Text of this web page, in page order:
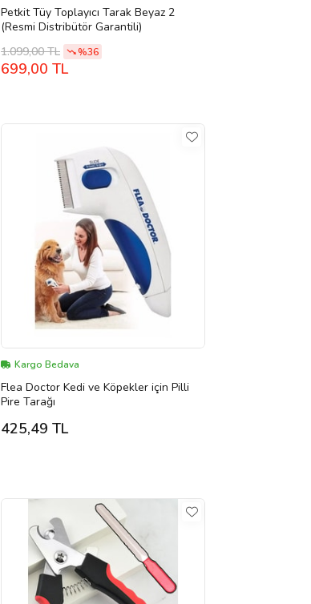
Petkit Tüy Toplayıcı Tarak Beyaz 2
(Resmi Distribütör Garantili)
1.099,00 TL
%36
699,00 TL
Kargo Bedava
Flea Doctor Kedi ve Köpekler için Pilli
Pire Tarağı
425,49 TL